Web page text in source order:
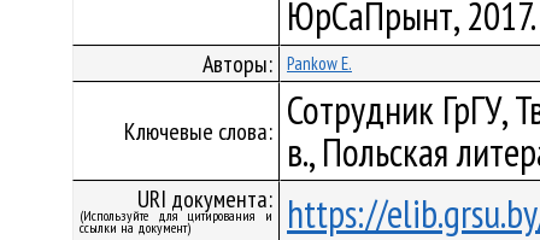
ЮрСаПрынт,
Авторы: Pankow E.
Ключевые слова: Сотрудник ГрГУ,
в., Польская
URI документа:
(Используйте для цитирования и
ссылки на документ) https://